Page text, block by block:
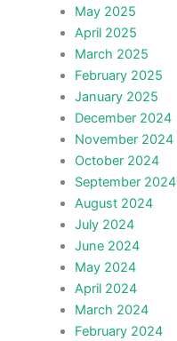
May 2025
April 2025
March 2025
February 2025
January 2025
December 2024
November 2024
October 2024
September 2024
August 2024
July 2024
June 2024
May 2024
April 2024
March 2024
February 2024